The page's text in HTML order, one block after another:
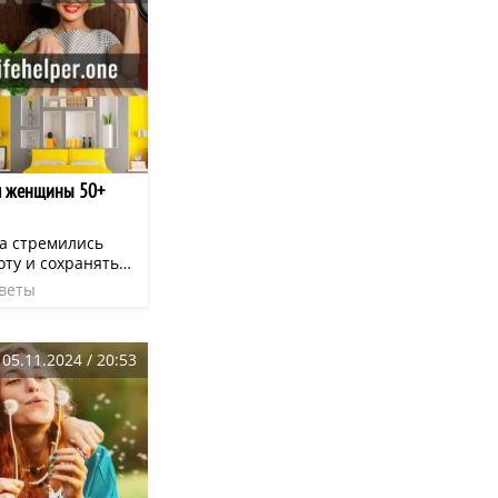
а какие
чтобы
не вычурно.
женщины 50+
стремились
и сохранять
к нашим
благодаря им.
05.11.2024 / 20:53